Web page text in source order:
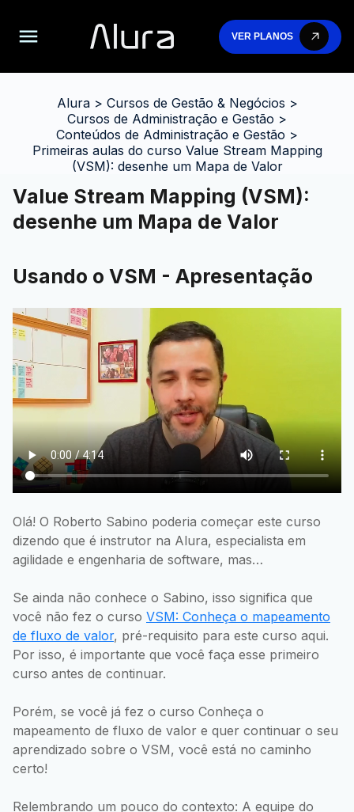
VER PLANOS
Alura> Cursos de Gestão & Negócios >
Cursos de Administração e Gestão >
Conteúdos de Administração e Gestão >
Primeiras aulas do curso Value Stream Mapping
(VSM): desenhe um Mapa de Valor
Value Stream Mapping (VSM):
desenhe um Mapa de Valor
Usando o VSM - Apresentação
Olá! O Roberto Sabino poderia começar este curso
dizendo que é instrutor na Alura, especialista em
agilidade e engenharia de software, mas…
Se ainda não conhece o Sabino, isso significa que
você não fez o curso VSM: Conheça o mapeamento
de fluxo de valor, pré-requisito para este curso aqui.
Por isso, é importante que você faça esse primeiro
curso antes de continuar.
Porém, se você já fez o curso Conheça o
mapeamento de fluxo de valor e quer continuar o seu
aprendizado sobre o VSM, você está no caminho
certo!
Relembrando um pouco do contexto: A equipe do